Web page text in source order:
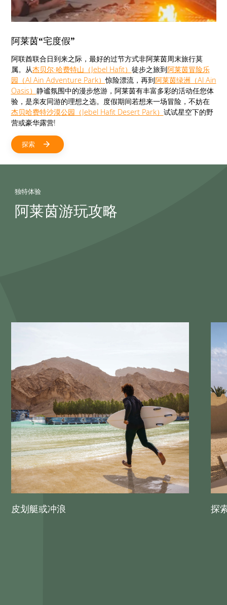
阿莱茵“宅度假”
阿联酋联合日到来之际，最好的过节方式非阿莱茵周末旅行莫
属。从杰贝尔·哈费特山（Jebel Hafit） 徒步之旅到阿莱茵冒险乐
园（Al Ain Adventure Park）惊险漂流，再到阿莱茵绿洲（Al Ain
Oasis） 静谧氛围中的漫步悠游，阿莱茵有丰富多彩的活动任您体
验，是亲友同游的理想之选。度假期间若想来一场冒险，不妨在
杰贝哈费特沙漠公园（Jebel Hafit Desert Park） 试试星空下的野
营或豪华露营!
探索
独特体验
阿莱茵游玩攻略
皮划艇或冲浪 探